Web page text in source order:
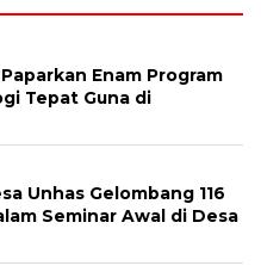
Enam Program
Tepat Guna di
Unhas Gelombang 116
Seminar Awal di Desa